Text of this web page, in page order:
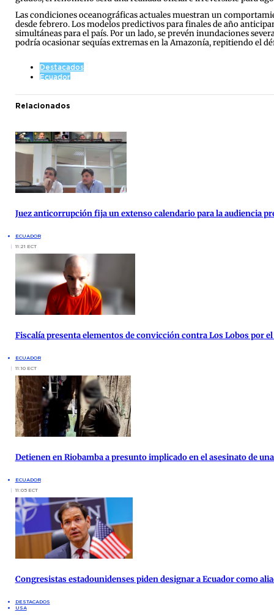
Las condiciones oceanográficas actuales muestran un
desde febrero. Los modelos predictivos para finales de año
simultáneas para el país. Por un lado, se prevén inundaciones
podría ocasionar sequías extremas en la Amazonía, repitiendo el
Destacados
Ecuador
Relacionados
Juez anticorrupción fija un extenso calendario para la audiencia
ECUADOR
11:21 ECT
Fiscalía presenta elementos de convicción contra Los Lobos por
ECUADOR
11:10 ECT
Detienen en Riobamba a presunto implicado en el asesinato de
ECUADOR
11:05 ECT
Congresistas estadounidenses piden designar a Ecuador como
DESTACADOS
USA